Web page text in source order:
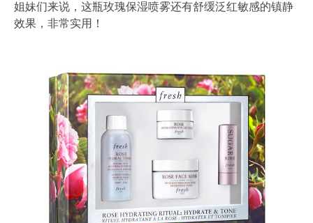
姐妹们来说，这瓶玫瑰保湿喷雾还有舒缓泛红敏感的镇静
效果，非常实用！